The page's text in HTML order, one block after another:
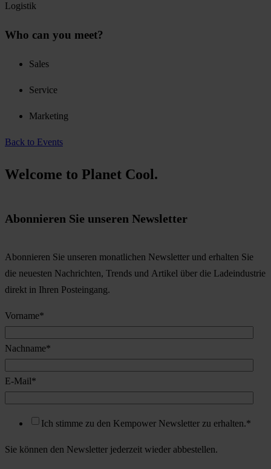
Logistik
Who can you meet?
Sales
Service
Marketing
Back to Events
Welcome to Planet Cool.
Abonnieren Sie unseren Newsletter
Abonnieren Sie unseren monatlichen Newsletter und erhalten Sie
die neuesten Nachrichten, Trends und Artikel über die Ladeindustrie
direkt in Ihren Posteingang.
Vorname*
Nachname*
E-Mail*
Ich stimme zu den Kempower Newsletter zu erhalten.*
Sie können den Newsletter jederzeit wieder abbestellen.